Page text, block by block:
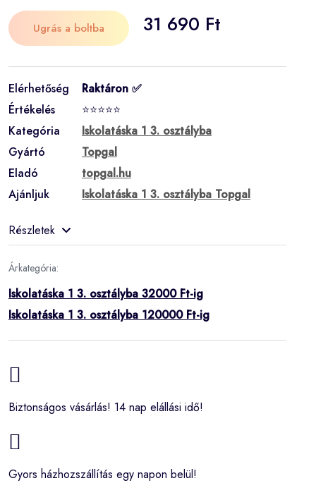
Ugrás a boltba 31 690 Ft
Elérhetőség
Raktáron ✅
Értékelés
⭐⭐⭐⭐⭐
Kategória
Iskolatáska 1 3. osztályba
Gyártó
Topgal
Eladó
topgal.hu
Ajánljuk
Iskolatáska 1 3. osztályba Topgal
Részletek
Árkategória:
Iskolatáska 1 3. osztályba 32000 Ft-ig
Iskolatáska 1 3. osztályba 120000 Ft-ig
Biztonságos vásárlás! 14 nap elállási idő!
Gyors házhozszállítás egy napon belül!